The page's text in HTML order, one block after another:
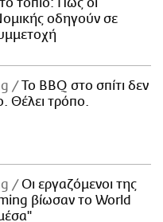
τοπίο: Πώς οι
οδηγούν σε
Το BBQ στο σπίτι δεν
Θέλει τρόπο.
Οι εργαζόμενοι της
βίωσαν το World